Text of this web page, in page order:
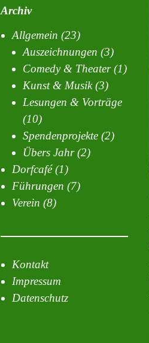
Archiv
Allgemein (23)
Auszeichnungen (3)
Comedy & Theater(1)
Kunst & Musik(3)
Lesungen & Vorträge
(10)
Spendenprojekte (2)
Übers Jahr(2)
Dorfcafé(1)
Führungen (7)
Verein (8)
Kontakt
Impressum
Datenschutz